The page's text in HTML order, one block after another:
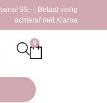
99,- | Betaal veilig
achteraf met Klarna
0